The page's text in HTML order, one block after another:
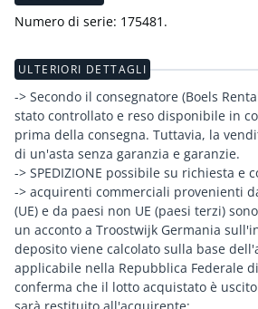
Numero di serie: 175481.
ULTERIORI DETTAGLI
-> Secondo il consegnatore (Boels
stato controllato e reso disponibile in
prima della consegna. Tuttavia, la
di un'asta senza garanzia e garanzie.
-> SPEDIZIONE possibile su richiesta e
-> acquirenti commerciali provenienti
(UE) e da paesi non UE (paesi terzi)
un acconto a Troostwijk Germania
deposito viene calcolato sulla base
applicabile nella Repubblica Federale
conferma che il lotto acquistato è